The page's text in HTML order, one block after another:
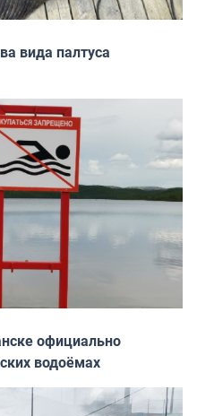
вида палтуса
официально
водоёмах